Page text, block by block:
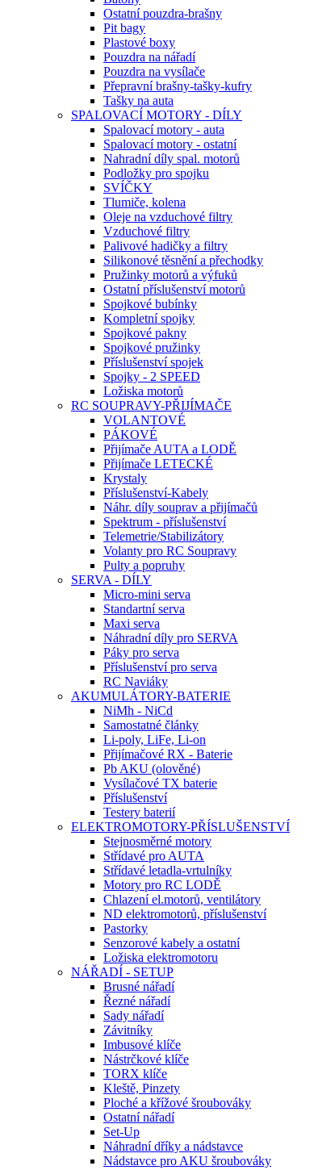
Ostatní pouzdra-brašny
Pit bagy
Plastové boxy
Pouzdra na nářadí
Pouzdra na vysílače
Přepravní brašny-tašky-kufry
Tašky na auta
SPALOVACÍ MOTORY - DÍLY
Spalovací motory - auta
Spalovací motory - ostatní
Nahradní díly spal. motorů
Podložky pro spojku
SVÍČKY
Tlumiče, kolena
Oleje na vzduchové filtry
Vzduchové filtry
Palivové hadičky a filtry
Silikonové těsnění a přechodky
Pružinky motorů a výfuků
Ostatní příslušenství motorů
Spojkové bubínky
Kompletní spojky
Spojkové pakny
Spojkové pružinky
Příslušenství spojek
Spojky - 2 SPEED
Ložiska motorů
RC SOUPRAVY-PŘIJÍMAČE
VOLANTOVÉ
PÁKOVÉ
Přijímače AUTA a LODĚ
Přijímače LETECKÉ
Krystaly
Příslušenství-Kabely
Náhr. díly souprav a přijímačů
Spektrum - příslušenství
Telemetrie/Stabilizátory
Volanty pro RC Soupravy
Pulty a popruhy
SERVA - DÍLY
Micro-mini serva
Standartní serva
Maxi serva
Náhradní díly pro SERVA
Páky pro serva
Příslušenství pro serva
RC Naviáky
AKUMULÁTORY-BATERIE
NiMh - NiCd
Samostatné články
Li-poly, LiFe, Li-on
Přijímačové RX - Baterie
Pb AKU (olověné)
Vysílačové TX baterie
Příslušenství
Testery baterií
ELEKTROMOTORY-PŘÍSLUŠENSTVÍ
Stejnosměrné motory
Střídavé pro AUTA
Střídavé letadla-vrtulníky
Motory pro RC LODĚ
Chlazení el.motorů, ventilátory
ND elektromotorů, příslušenství
Pastorky
Senzorové kabely a ostatní
Ložiska elektromotoru
NÁŘADÍ - SETUP
Brusné nářadí
Řezné nářadí
Sady nářadí
Závitníky
Imbusové klíče
Nástrčkové klíče
TORX klíče
Kleště, Pinzety
Ploché a křížové šroubováky
Ostatní nářadí
Set-Up
Náhradní dříky a nádstavce
Nádstavce pro AKU šroubováky